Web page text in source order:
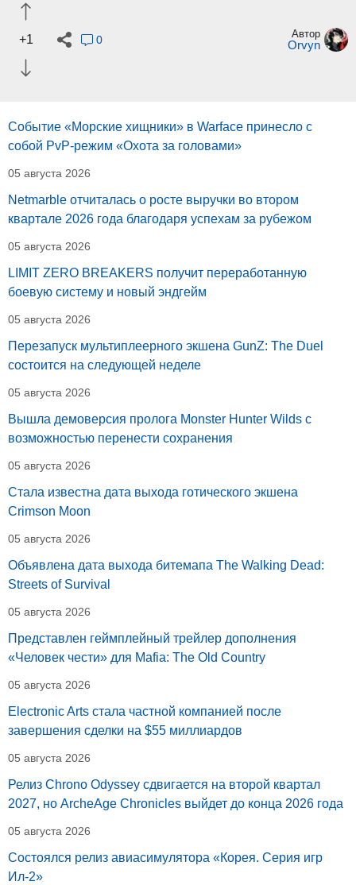
+1 0 Автор
Orvyn
Событие «Морские хищники» в Warface принесло с
собой PvP-режим «Охота за головами»
05 августа 2026
Netmarble отчиталась о росте выручки во втором
квартале 2026 года благодаря успехам за рубежом
05 августа 2026
LIMIT ZERO BREAKERS получит переработанную
боевую систему и новый эндгейм
05 августа 2026
Перезапуск мультиплеерного экшена GunZ: The Duel
состоится на следующей неделе
05 августа 2026
Вышла демоверсия пролога Monster Hunter Wilds с
возможностью перенести сохранения
05 августа 2026
Стала известна дата выхода готического экшена
Crimson Moon
05 августа 2026
Объявлена дата выхода битемапа The Walking Dead:
Streets of Survival
05 августа 2026
Представлен геймплейный трейлер дополнения
«Человек чести» для Mafia: The Old Country
05 августа 2026
Electronic Arts стала частной компанией после
завершения сделки на $55 миллиардов
05 августа 2026
Релиз Chrono Odyssey сдвигается на второй квартал
2027, но ArcheAge Chronicles выйдет до конца 2026 года
05 августа 2026
Состоялся релиз авиасимулятора «Корея. Серия игр
Ил-2»